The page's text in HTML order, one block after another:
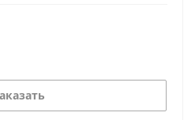
3.2